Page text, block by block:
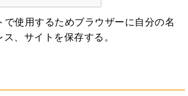
で使用するためブラウザーに自分の名
、サイトを保存する。